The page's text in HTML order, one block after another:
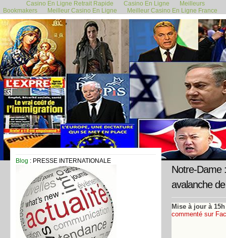
Casino En Ligne Retrait Rapide Casino En Ligne
Meilleurs
Bookmakers
Meilleur Casino En Ligne Meilleur Casino En Ligne France
Blog : PRESSE INTERNATIONALE 16 avril 2019
Notre-Dame
avalanche
Mise à jour à 15h
commenté sur